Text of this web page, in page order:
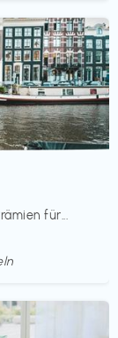
für...